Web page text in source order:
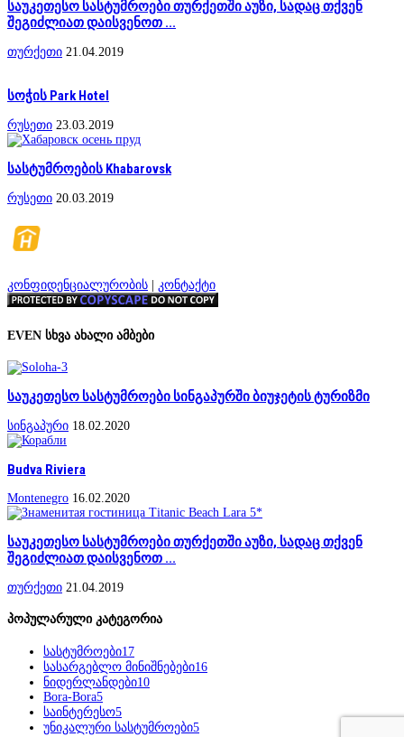
საუკეთესო სასტუმროები თურქეთში აუზი, სადაც თქვენ
შეგიძლიათ დაისვენოთ ...
თურქეთი 21.04.2019
სოჭის Park Hotel
რუსეთი 23.03.2019
სასტუმროების Khabarovsk
რუსეთი 20.03.2019
კონფიდენციალურობის კონტაქტი
EVEN სხვა ახალი ამბები
საუკეთესო სასტუმროები სინგაპურში ბიუჯეტის ტურიზმი
სინგაპური 18.02.2020
Budva Riviera
Montenegro 16.02.2020
საუკეთესო სასტუმროები თურქეთში აუზი, სადაც თქვენ
შეგიძლიათ დაისვენოთ ...
თურქეთი 21.04.2019
პოპულარული კატეგორია
სასტუმროები17
სასარგებლო მინიშნებები16
ნიდერლანდები10
Bora-Bora5
საინტერესო5
უნიკალური სასტუმროები5